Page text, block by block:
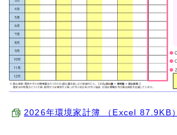
2026年環境家計簿 （Excel 87.9KB）